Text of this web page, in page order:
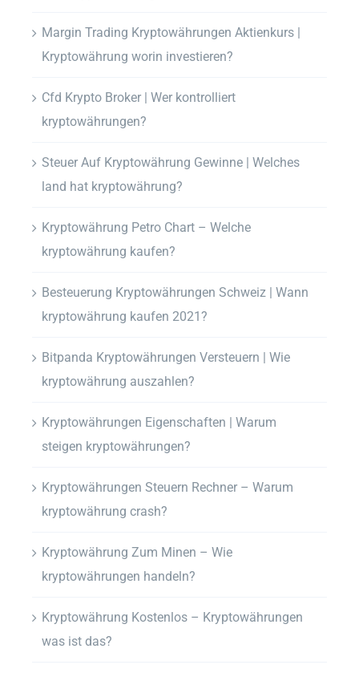
Margin Trading Kryptowährungen Aktienkurs |
Kryptowährung worin investieren?
Cfd Krypto Broker | Wer kontrolliert
kryptowährungen?
Steuer Auf Kryptowährung Gewinne | Welches
land hat kryptowährung?
Kryptowährung Petro Chart – Welche
kryptowährung kaufen?
Besteuerung Kryptowährungen Schweiz | Wann
kryptowährung kaufen 2021?
Bitpanda Kryptowährungen Versteuern | Wie
kryptowährung auszahlen?
Kryptowährungen Eigenschaften | Warum
steigen kryptowährungen?
Kryptowährungen Steuern Rechner – Warum
kryptowährung crash?
Kryptowährung Zum Minen – Wie
kryptowährungen handeln?
Kryptowährung Kostenlos – Kryptowährungen
was ist das?